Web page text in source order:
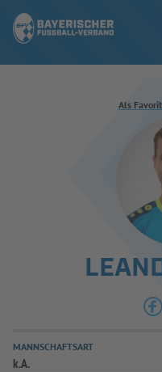
ERGEBNISSE &
SPIELBETRIEB &
AUSBILDUNG &
Als
MANNSCHAFTSART
k.A.